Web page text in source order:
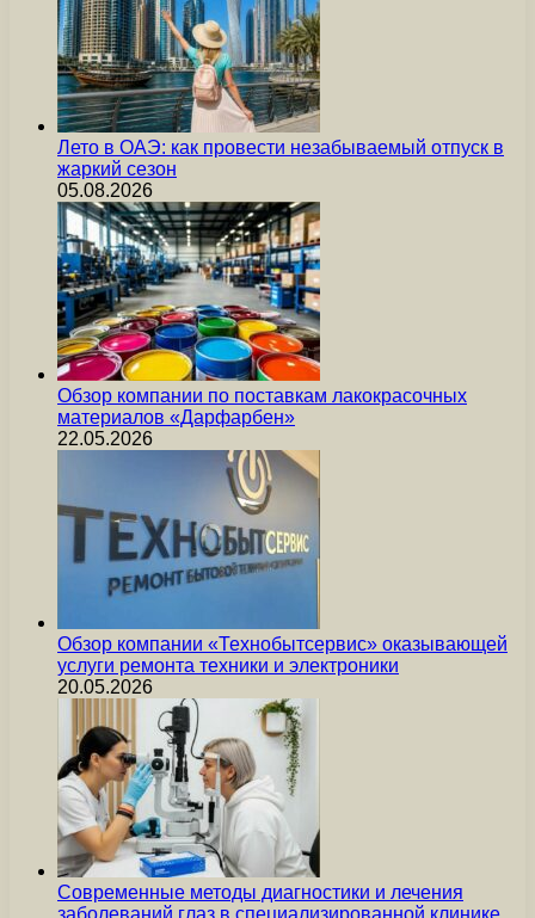
Лето в ОАЭ: как провести незабываемый отпуск в
жаркий сезон
05.08.2026
Обзор компании по поставкам лакокрасочных
материалов «Дарфарбен»
22.05.2026
Обзор компании «Технобытсервис» оказывающей
услуги ремонта техники и электроники
20.05.2026
Современные методы диагностики и лечения
заболеваний глаз в специализированной клинике